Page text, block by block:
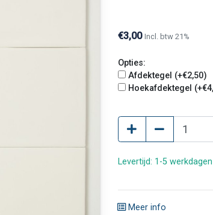
€3,00 Incl. btw 21%
Opties:
Afdektegel (+€2,50)
Hoekafdektegel
Levertijd: 1-5 werkdagen
Meer info